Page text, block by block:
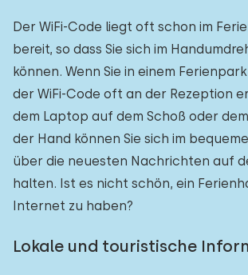
Der WiFi-Code liegt oft schon im
bereit, so dass Sie sich im
können. Wenn Sie in einem
der WiFi-Code oft an der Rezeption
dem Laptop auf dem Schoß oder
der Hand können Sie sich im
über die neuesten Nachrichten auf
halten. Ist es nicht schön, ein
Internet zu haben?
Lokale und touristische